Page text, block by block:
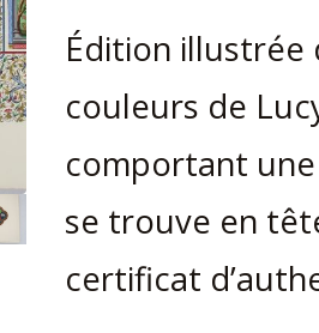
Édition illustrée
couleurs de
comportant
se trouve en
certificat